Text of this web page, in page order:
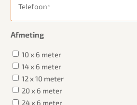
Afmeting
Afmeting
10 x 6 meter
14 x 6 meter
12 x 10 meter
20 x 6 meter
24 x 6 meter